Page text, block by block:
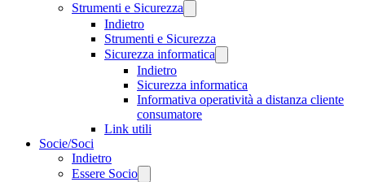
Strumenti e Sicurezza
Indietro
Strumenti e Sicurezza
Sicurezza informatica
Indietro
Sicurezza informatica
Informativa operatività a distanza cliente
consumatore
Link utili
Socie/Soci
Indietro
Essere Socio